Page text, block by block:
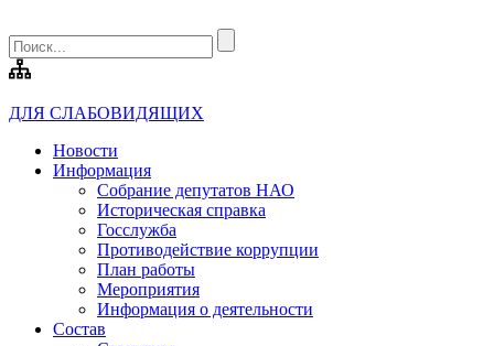
ДЛЯ СЛАБОВИДЯЩИХ
Новости
Информация
Собрание депутатов НАО
Историческая справка
Госслужба
Противодействие коррупции
План работы
Мероприятия
Информация о деятельности
Состав